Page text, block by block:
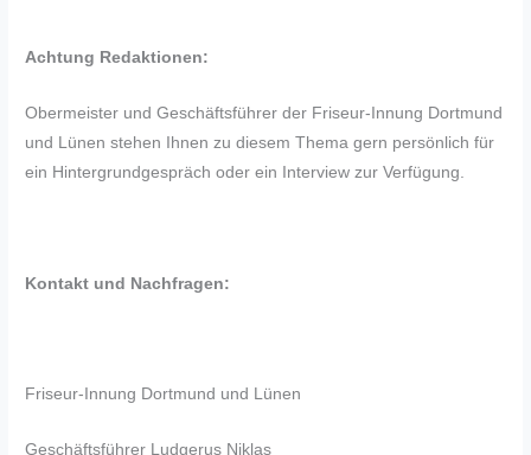
Achtung Redaktionen:
Obermeister und Geschäftsführer der Friseur-Innung Dortmund
und Lünen stehen Ihnen zu diesem Thema gern persönlich für
ein Hintergrundgespräch oder ein Interview zur Verfügung.
Kontakt und Nachfragen:
Friseur-Innung Dortmund und Lünen
Geschäftsführer Ludgerus Niklas